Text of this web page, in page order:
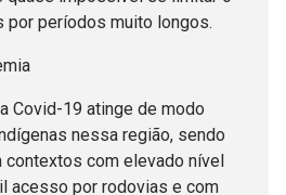
períodos muito longos.
Covid-19 atinge de modo
nessa região, sendo
contextos com elevado nível
acesso por rodovias e com